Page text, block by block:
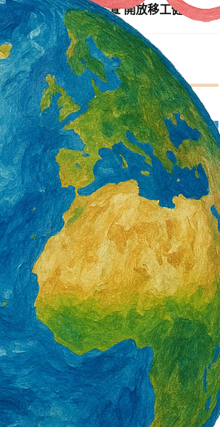
屏醫通過審查 開放移工健檢待定
營造類移工6月底突破3萬5千人 年增1千8
百人 一般營造增加最多
2 天 AGO